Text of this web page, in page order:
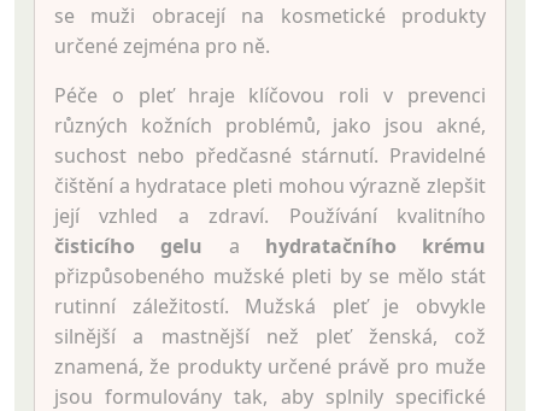
se muži obracejí na kosmetické produkty
určené zejména pro ně.
Péče o pleť hraje klíčovou roli v prevenci
různých kožních problémů, jako jsou akné,
suchost nebo předčasné stárnutí. Pravidelné
čištění a hydratace pleti mohou výrazně zlepšit
její vzhled a zdraví. Používání kvalitního
čisticího gelu a hydratačního krému
přizpůsobeného mužské pleti by se mělo stát
rutinní záležitostí. Mužská pleť je obvykle
silnější a mastnější než pleť ženská, což
znamená, že produkty určené právě pro muže
jsou formulovány tak, aby splnily specifické